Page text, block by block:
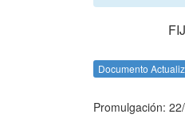
Documento
Promulgación: